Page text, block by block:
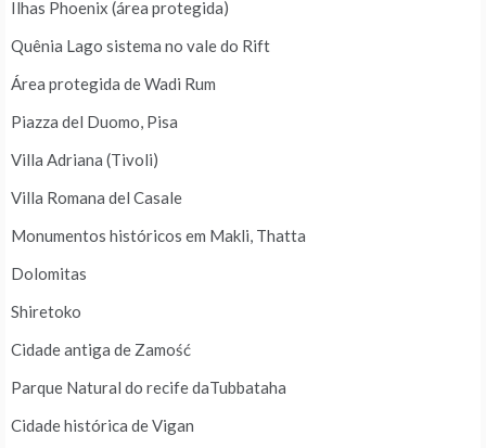
Ilhas Phoenix (área protegida)
Quênia Lago sistema no vale do Rift
Área protegida de Wadi Rum
Piazza del Duomo, Pisa
Villa Adriana (Tivoli)
Villa Romana del Casale
Monumentos históricos em Makli, Thatta
Dolomitas
Shiretoko
Cidade antiga de Zamość
Parque Natural do recife daTubbataha
Cidade histórica de Vigan